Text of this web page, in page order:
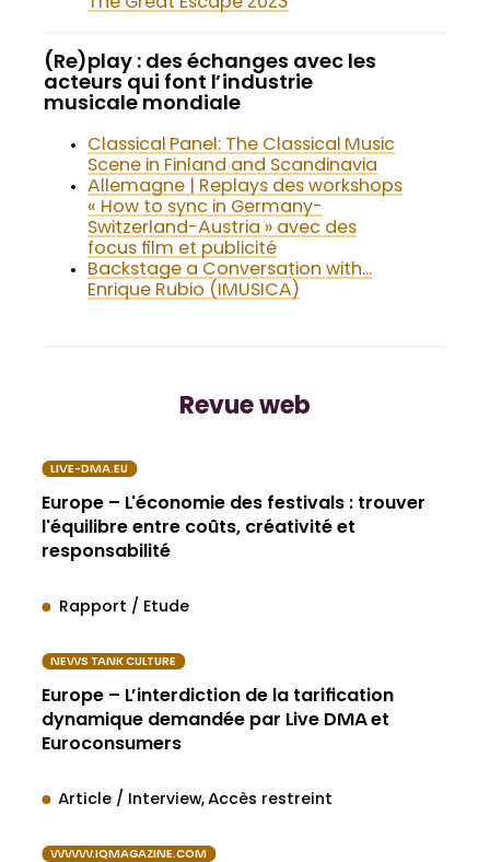
(Re)play : des échanges avec les
acteurs qui font l’industrie
musicale mondiale
Classical Panel: The Classical Music
Scene in Finland and Scandinavia
Allemagne | Replays des workshops
« How to sync in Germany-
Switzerland-Austria » avec des
focus film et publicité
Backstage a Conversation with…
Enrique Rubio (IMUSICA)
Revue web
LIVE-DMA.EU
Europe – L'économie des festivals : trouver
l'équilibre entre coûts, créativité et
responsabilité
Rapport / Etude
NEWS TANK CULTURE
Europe – L’interdiction de la tarification
dynamique demandée par Live DMA et
Euroconsumers
Article / Interview Accès restreint
WWW.IQMAGAZINE.COM